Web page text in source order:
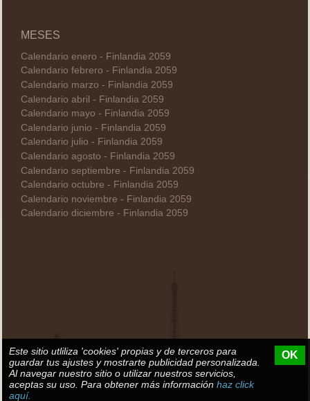
MESES
Calendario enero - Finlandia 2059
Calendario febrero - Finlandia 2059
Calendario marzo - Finlandia 2059
Calendario abril - Finlandia 2059
Calendario mayo - Finlandia 2059
Calendario junio - Finlandia 2059
Calendario julio - Finlandia 2059
Calendario agosto - Finlandia 2059
Calendario septiembre - Finlandia 2059
Calendario octubre - Finlandia 2059
Calendario noviembre - Finlandia 2059
Calendario diciembre - Finlandia 2059
Este sitio utliliza 'cookies' propias y de terceros para
guardar tus ajustes y mostrarte publicidad personalizada.
Al navegar nuestro sitio o utilizar nuestros servicios,
aceptas su uso. Para obtener más información haz click
aquí.
OK